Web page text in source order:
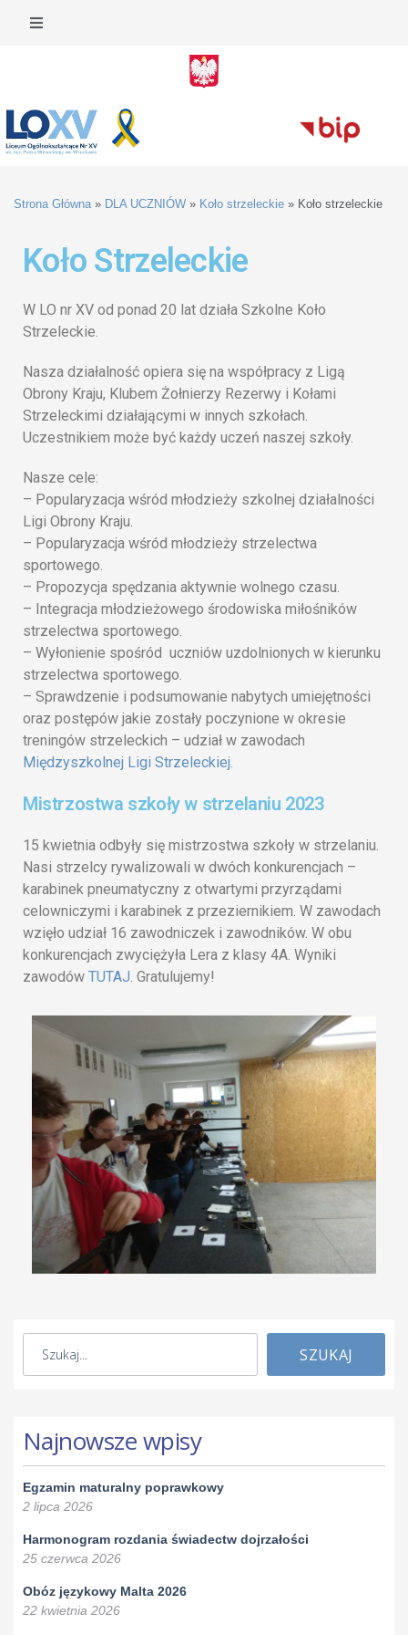
Strona Główna » DLA UCZNIÓW » Koło strzeleckie » Koło strzeleckie
Koło Strzeleckie
W LO nr XV od ponad 20 lat działa Szkolne Koło
Strzeleckie.
Nasza działalność opiera się na współpracy z Ligą
Obrony Kraju, Klubem Żołnierzy Rezerwy i Kołami
Strzeleckimi działającymi w innych szkołach.
Uczestnikiem może być każdy uczeń naszej szkoły.
Nasze cele:
– Popularyzacja wśród młodzieży szkolnej działalności
Ligi Obrony Kraju.
– Popularyzacja wśród młodzieży strzelectwa
sportowego.
– Propozycja spędzania aktywnie wolnego czasu.
– Integracja młodzieżowego środowiska miłośników
strzelectwa sportowego.
– Wyłonienie spośród uczniów uzdolnionych w kierunku
strzelectwa sportowego.
– Sprawdzenie i podsumowanie nabytych umiejętności
oraz postępów jakie zostały poczynione w okresie
treningów strzeleckich – udział w zawodach
Międzyszkolnej Ligi Strzeleckiej.
Mistrzostwa szkoły w strzelaniu 2023
15 kwietnia odbyły się mistrzostwa szkoły w strzelaniu.
Nasi strzelcy rywalizowali w dwóch konkurencjach –
karabinek pneumatyczny z otwartymi przyrządami
celowniczymi i karabinek z przeziernikiem. W zawodach
wzięło udział 16 zawodniczek i zawodników. W obu
konkurencjach zwyciężyła Lera z klasy 4A. Wyniki
zawodów TUTAJ . Gratulujemy!
SZUKAJ
Najnowsze wpisy
Egzamin maturalny poprawkowy
2 lipca 2026
Harmonogram rozdania świadectw dojrzałości
25 czerwca 2026
Obóz językowy Malta 2026
22 kwietnia 2026